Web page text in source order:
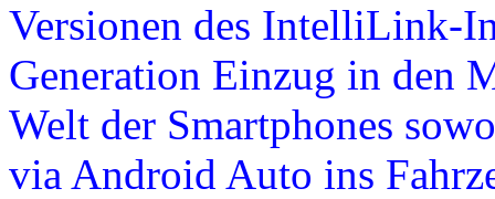
Versionen des IntelliLink-
Generation Einzug in den
Welt der Smartphones
via Android Auto ins